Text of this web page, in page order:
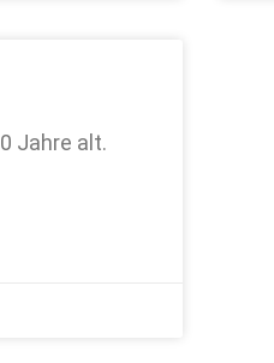
Jahre alt.